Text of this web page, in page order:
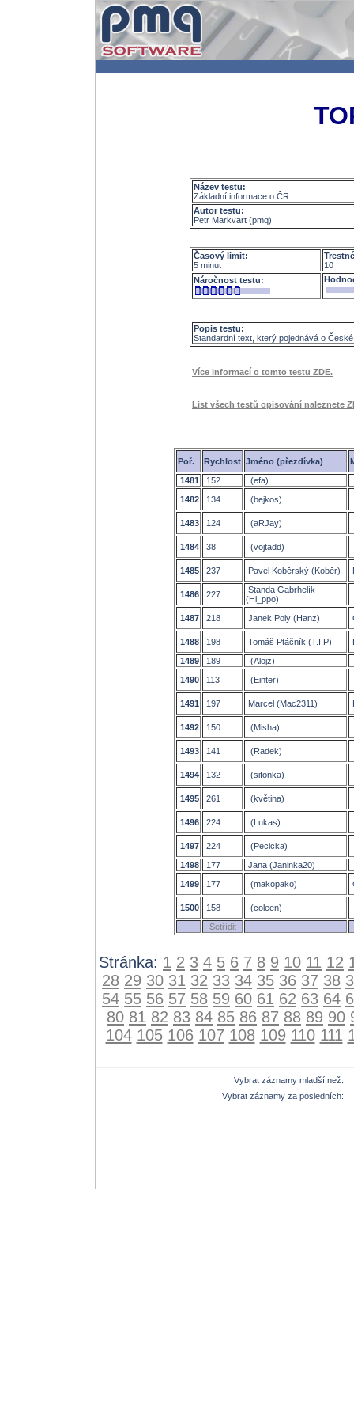
Název testu:
Základní informace o ČR
Autor testu:
Petr Markvart (pmq)
Časový limit:
5 minut
10
Náročnost testu:
Popis testu:
Standardní text, který pojednává o
Více informací o tomto testu ZDE.
List všech testů opisování naleznete
Poř. Rychlost Jméno (přezdívka)
1481
152
(efa)
1482
134 (bejkos)
1483 124 (aRJay)
1484 38 (vojtadd)
1485 237 Pavel Koběrský (Koběr)
1486 227
Standa Gabrhelík
(Hi_ppo)
1487
218 Janek Poly (Hanz)
1488 198 Tomáš Ptáčník (T.I.P)
1489
189
(Alojz)
1490
113 (Einter)
1491 197 Marcel (Mac2311)
1492 150 (Misha)
1493 141 (Radek)
1494 132 (sifonka)
1495 261 (květina)
1496 224 (Lukas)
1497 224
(Pecicka)
1498
177
Jana (Janinka20)
1499
177 (makopako)
1500 158
(coleen)
Setřídit
Stránka: 1 2 3 4 5 6 7 8 9 10 11 12
28 29 30 31 32 33 34 35 36 37 38
54 55 56 57 58 59 60 61 62 63 64
80 81 82 83 84 85 86 87 88 89 90
104 105 106 107 108 109 110 111
Vybrat záznamy mladší než:
Vybrat záznamy za posledních: